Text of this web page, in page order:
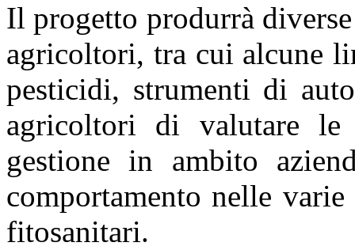
Il progetto produrrà
agricoltori, tra cui alcune
pesticidi, strumenti di
agricoltori di valutare
gestione in ambito
comportamento nelle
fitosanitari.